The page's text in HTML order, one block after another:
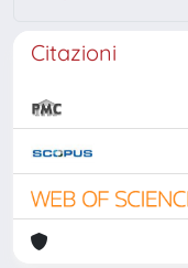
Citazioni